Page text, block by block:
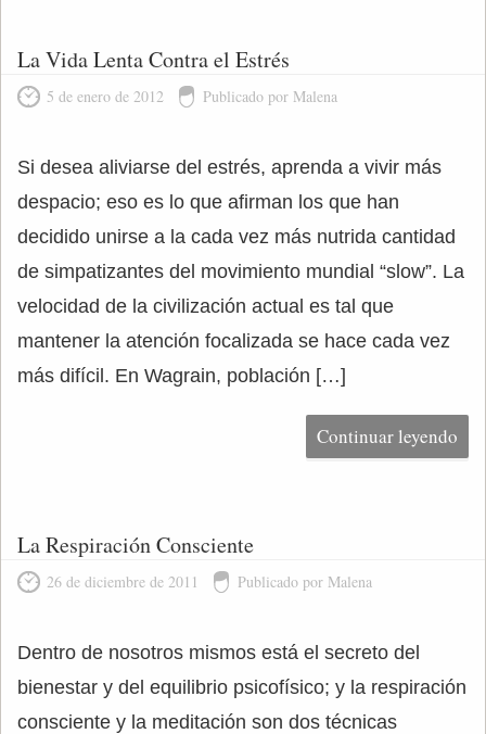
La Vida Lenta Contra el Estrés
5 de enero de 2012 Publicado por Malena
Si desea aliviarse del estrés, aprenda a vivir más
despacio; eso es lo que afirman los que han
decidido unirse a la cada vez más nutrida cantidad
de simpatizantes del movimiento mundial “slow”. La
velocidad de la civilización actual es tal que
mantener la atención focalizada se hace cada vez
más difícil. En Wagrain, población […]
Continuar leyendo
La Respiración Consciente
26 de diciembre de 2011 Publicado por Malena
Dentro de nosotros mismos está el secreto del
bienestar y del equilibrio psicofísico; y la respiración
consciente y la meditación son dos técnicas